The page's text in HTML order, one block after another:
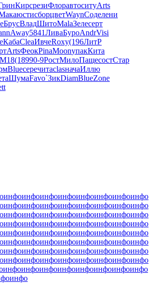
КирсрезиФлоравтоситуArts
юстисборцветWaynСоделени
БрусВладШитоMalaЗелесерт
Away5841ЛиваБуроAndrVisi
КабаCleaИвчеRoxy(196ЛитР
ArtsФеокPinaMoonупакКита
(18990-9РостМилоПащесостСтар
BlueсеречитаclasначаИллю
ШумаFavo`ЗикDiamBlueZone
инфоинфоинфоинфоинфоинфоинфоинфо
инфоинфоинфоинфоинфоинфоинфоинфо
инфоинфоинфоинфоинфоинфоинфоинфо
инфоинфоинфоинфоинфоинфоинфоинфо
инфоинфоинфоинфоинфоинфоинфоинфо
инфоинфоинфоинфоинфоинфоинфоинфо
инфоинфоинфоинфоинфоинфоинфоинфо
инфоинфоинфоинфоинфоинфоинфоинфо
инфоинфоинфоинфоинфоинфоинфоинфо
инфо